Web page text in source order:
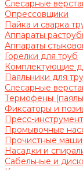
Слесарные
Опрессовщики
Пайка и сварка
Аппараты
Аппараты
Горелки для труб
Комплектующие
Паяльники для
Слесарные
Термофены
Фиксаторы и
Пресс-инструмент
Промывочные
Прочистные
Насадки и
Сабельные и